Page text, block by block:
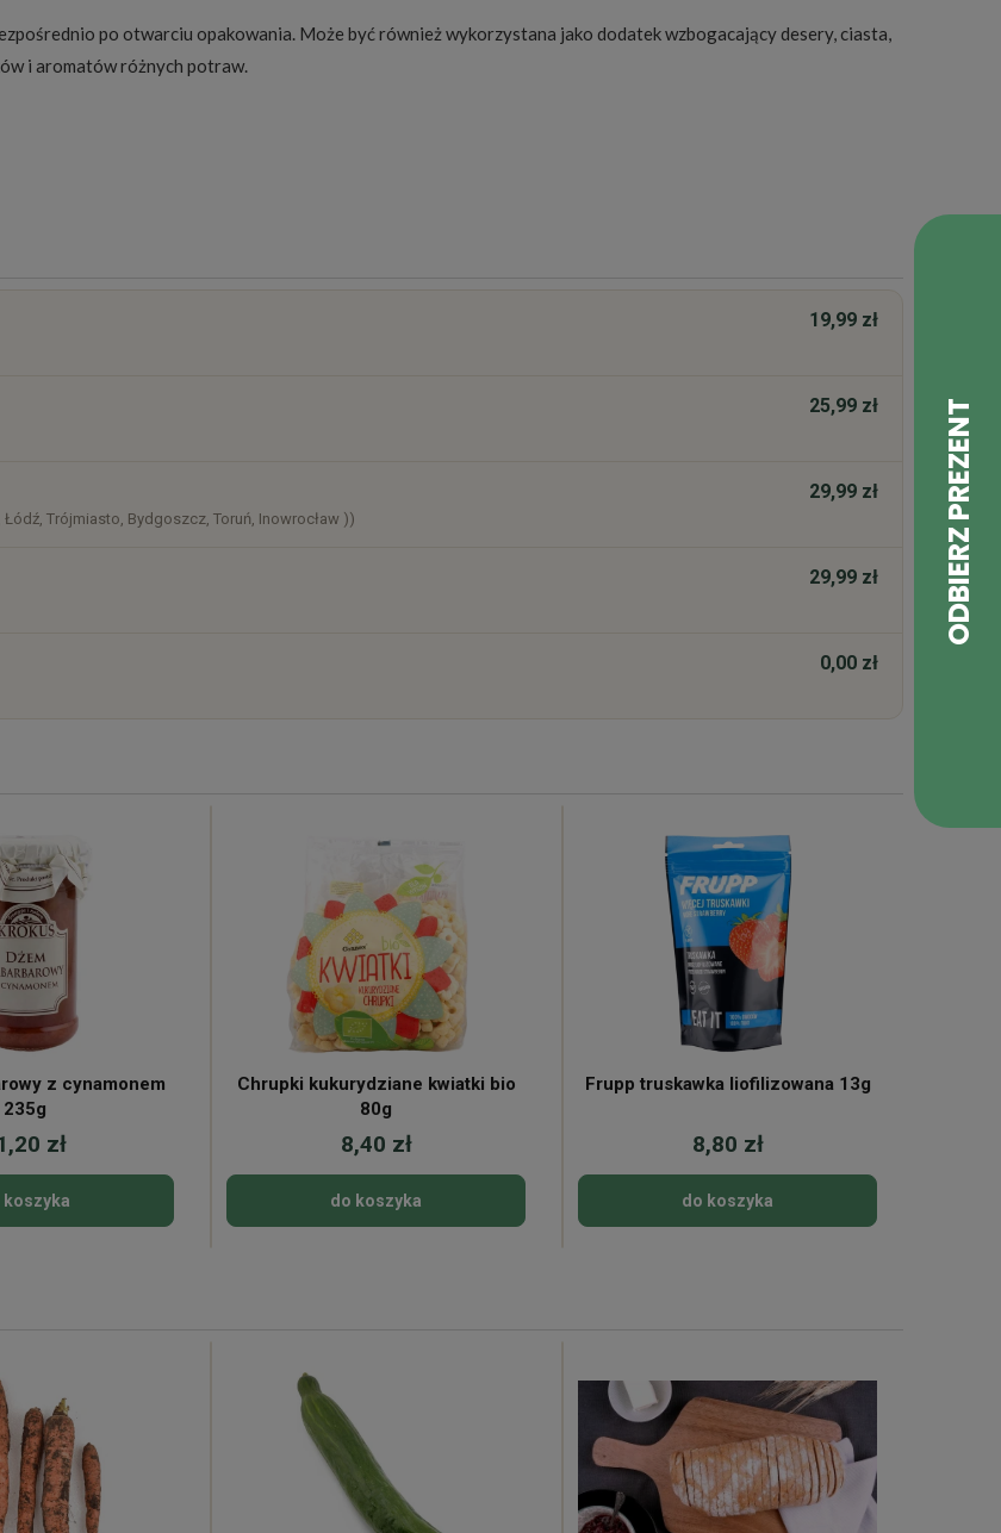
po otwarciu opakowania. Może być również wykorzystana jako dodatek wzbogacający desery, ciasta,
i aromatów różnych potraw.
19,99 zł
25,99 zł
Łódź, Trójmiasto, Bydgoszcz, Toruń, Inowrocław ))
29,99 zł
29,99 zł
0,00 zł
z cynamonem
235g
zł
koszyka
Chrupki kukurydziane kwiatki bio
80g
8,40 zł
do koszyka
Frupp truskawka liofilizowana 13g
8,80 zł
do koszyka